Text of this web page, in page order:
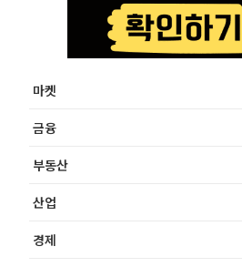
마켓
금융
부동산
산업
경제